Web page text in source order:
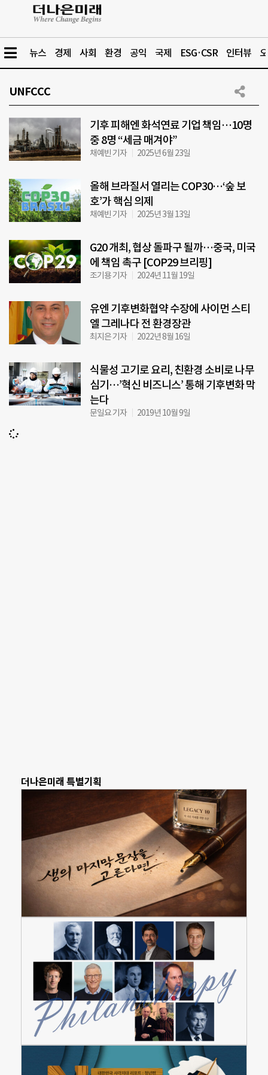
뉴스 경제 사회 환경 공익 국제 ESG·CSR 인터뷰
UNFCCC
기후 피해엔 화석연료 기업 책임…10명
중 8명 “세금 매겨야”
채예빈 기자 2025년 6월 23일
올해 브라질서 열리는 COP30…‘숲 보
호’가 핵심 의제
채예빈 기자 2025년 3월 13일
G20 개최, 협상 돌파구 될까…중국, 미국
에 책임 촉구 [COP29 브리핑]
조기용 기자 2024년 11월 19일
유엔 기후변화협약 수장에 사이먼 스티
엘 그레나다 전 환경장관
최지은 기자 2022년 8월 16일
식물성 고기로 요리, 친환경 소비로 나무
심기…’혁신 비즈니스’ 통해 기후변화 막
는다
문일요 기자 2019년 10월 9일
더나은미래 특별기획